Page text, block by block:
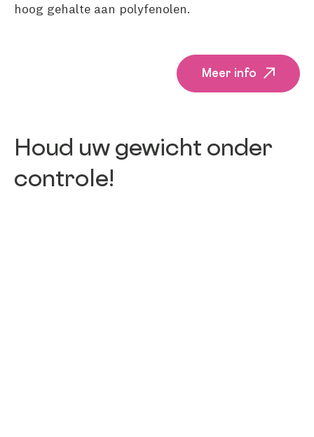
hoog gehalte aan polyfenolen.
Meer info
Houd uw gewicht onder
controle!